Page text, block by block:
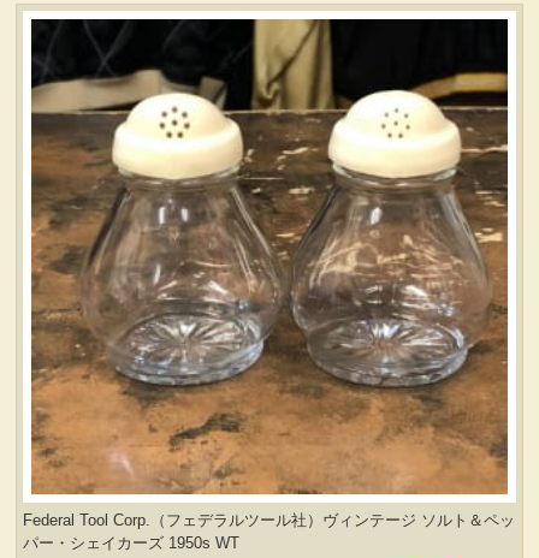
Federal Tool Corp.（フェデラルツール社）ヴィンテージ ソルト＆ペッ
パー・シェイカーズ 1950s WT